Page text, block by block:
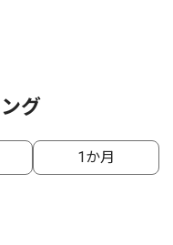
グ
1か月